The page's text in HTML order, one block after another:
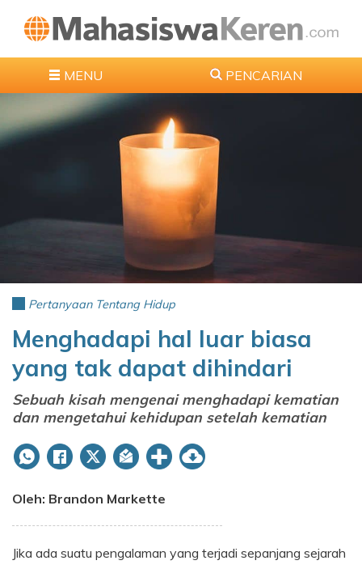
MENU PENCARIAN
Pertanyaan Tentang Hidup
Menghadapi hal luar biasa
yang tak dapat dihindari
Sebuah kisah mengenai menghadapi kematian
dan mengetahui kehidupan setelah kematian
Oleh: Brandon Markette
Jika ada suatu pengalaman yang terjadi sepanjang sejarah